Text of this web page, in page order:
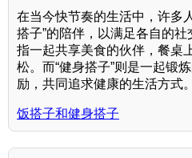
在当今快节奏的生活中，许多
搭子”的陪伴，以满足各自的社
指一起共享美食的伙伴，餐桌
松。而“健身搭子”则是一起锻
励，共同追求健康的生活方式。
饭搭子和健身搭子